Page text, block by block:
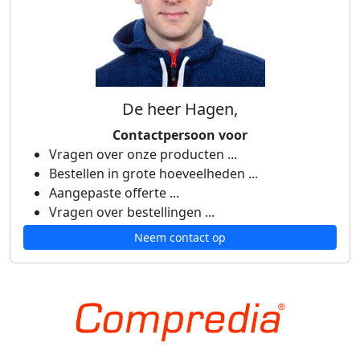
De heer Hagen,
Contactpersoon voor
Vragen over onze producten ...
Bestellen in grote hoeveelheden ...
Aangepaste offerte ...
Vragen over bestellingen ...
Neem contact op